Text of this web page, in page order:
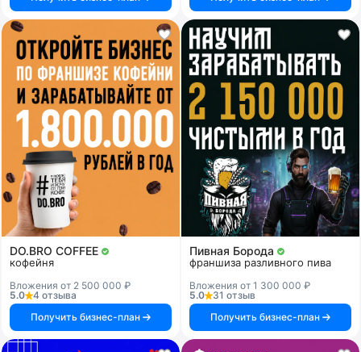
DO.BRO COFFEE
кофейня
Вложения от 2 500 000 ₽
5.0
4 отзыва
Получить бизнес-план
Пивная Борода
франшиза разливного пива
Вложения от 1 300 000 ₽
5.0
31 отзыв
Получить бизнес-план